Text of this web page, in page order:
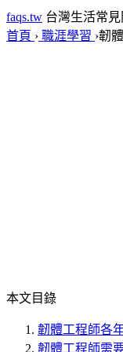
faqs.tw 台灣生活常見
首頁 › 職涯學習 ›韌
本文目錄
韌體工程師各
韌體工程師需